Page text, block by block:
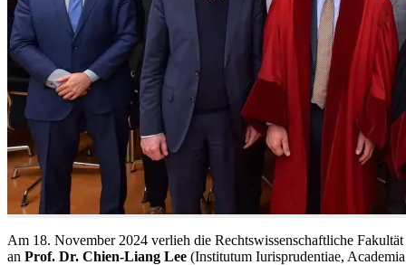
Am 18. November 2024 verlieh die Rechtswissenschaftliche
an Prof. Dr. Chien-Liang Lee (Institutum Iurisprudentiae,